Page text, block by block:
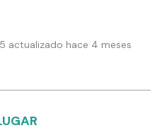
actualizado hace 4 meses